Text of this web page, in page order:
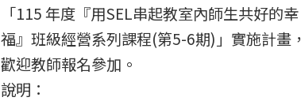
「115 年度『用SEL串起教室內師生共好的幸
福』班級經營系列課程(第5-6期)」實施計畫，
歡迎教師報名參加。
說明：